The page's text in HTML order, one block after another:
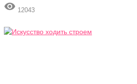
 12043